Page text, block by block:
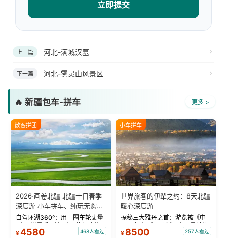
立即提交
上一篇 河北-满城汉墓
下一篇 河北-雾灵山风景区
🔥 新疆包车-拼车 更多 >
散客拼团
2026·画卷北疆 北疆十日春季
深度游 小车拼车、纯玩无购
物！
自驾环湖360°：用一圈车轮丈量
“大西洋最后一滴眼泪”的极致蔚
蓝。 赛湖旅拍：甄选多款风格服
¥4580 468人看过
小车拼车
世界旅客的伊犁之约：8天北疆
暖心深度游
探秘三大雅丹之首：游览被《中
国国家地理》评选为“中国最美的
三大雅丹”第一名的克拉玛依魔鬼
¥ 8500 257人看过